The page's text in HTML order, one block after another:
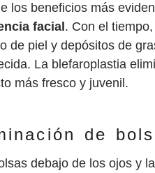
los beneficios más
facial . Con el
de piel y depósitos de
La blefaroplastia
más fresco y juvenil.
de
debajo de los ojos y